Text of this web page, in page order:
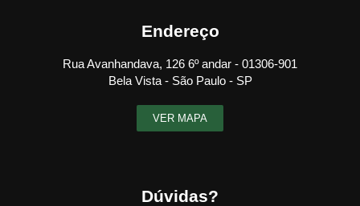
Endereço
Rua Avanhandava, 126 6º andar - 01306-901
Bela Vista - São Paulo - SP
VER MAPA
Dúvidas?